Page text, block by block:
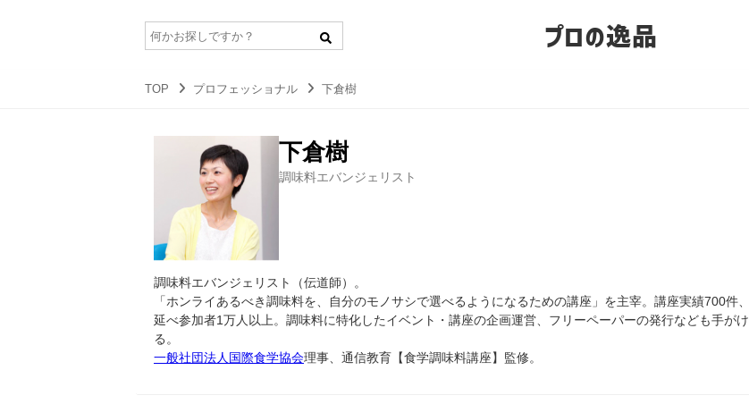
プロの逸品
TOP プロフェッショナル 下倉樹
下倉樹
調味料エバンジェリスト
調味料エバンジェリスト（伝道師）。
「ホンライあるべき調味料を、自分のモノサシで選べるようになるための講座」を主宰。講座実績700件、
延べ参加者1万人以上。調味料に特化したイベント・講座の企画運営、フリーペーパーの発行なども手がけ
る。
一般社団法人国際食学協会理事、通信教育【食学調味料講座】監修。